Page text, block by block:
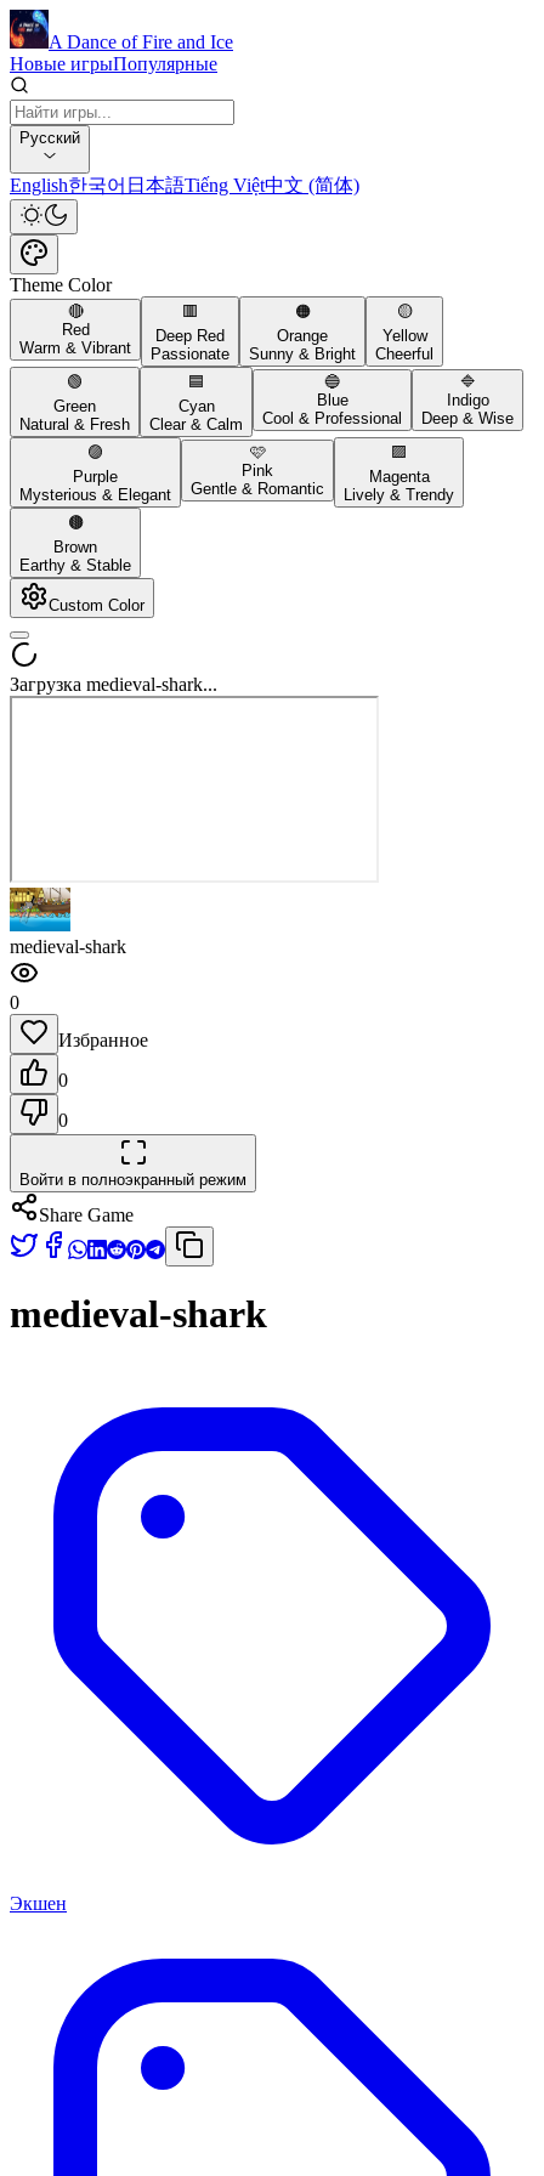
A Dance of Fire and Ice
Новые игрыПопулярные
Русский
English한국어 日本語Tiếng Việt中文 (简体)
Theme Color
🔴
Red
Warm & Vibrant
🟥
Deep Red
Passionate
🟠
Orange
Sunny & Bright
🟡
Yellow
Cheerful
🟢
Green
Natural & Fresh
🟦
Cyan
Clear & Calm
🔵
Blue
Cool & Professional
🔷
Indigo
Deep & Wise
🟣
Purple
Mysterious & Elegant
🩷
Pink
Gentle & Romantic
🟪
Magenta
Lively & Trendy
🟤
Brown
Earthy & Stable
Custom Color
Загрузка medieval-shark...
medieval-shark
0
Избранное
0
0
Войти в полноэкранный режим
Share Game
medieval-shark
Экшен